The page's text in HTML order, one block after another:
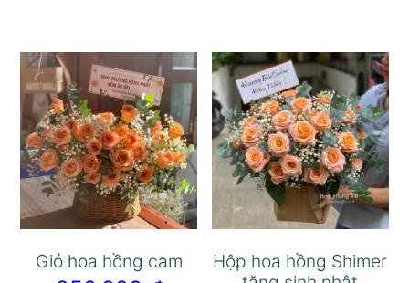
Giỏ hoa hồng cam
Hộp hoa hồng Shimer